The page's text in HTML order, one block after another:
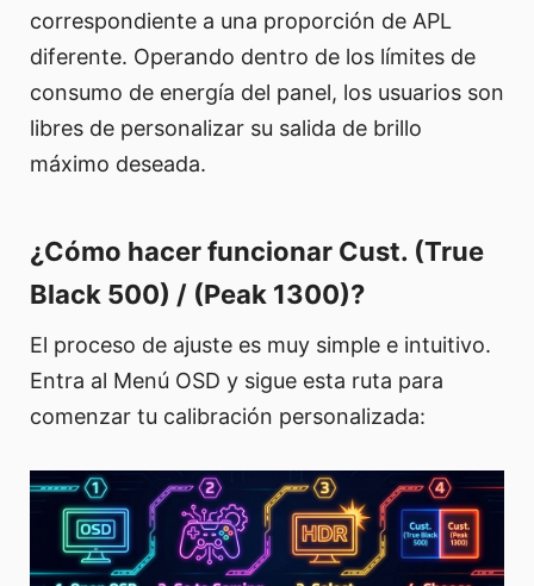
correspondiente a una proporción de APL
diferente. Operando dentro de los límites de
consumo de energía del panel, los usuarios son
libres de personalizar su salida de brillo
máximo deseada.
¿Cómo hacer funcionar Cust. (True
Black 500) / (Peak 1300)?
El proceso de ajuste es muy simple e intuitivo.
Entra al Menú OSD y sigue esta ruta para
comenzar tu calibración personalizada: